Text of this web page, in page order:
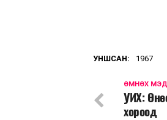
УНШСАН: 1967
ӨМНӨХ
УИХ:
хороод